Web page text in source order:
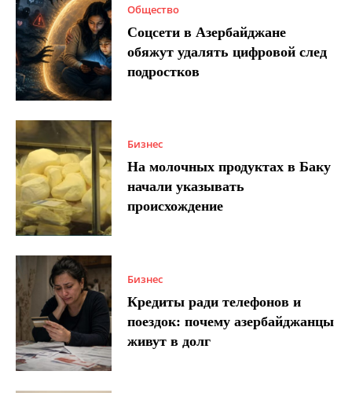
Общество
Соцсети в Азербайджане
обяжут удалять цифровой след
подростков
Бизнес
На молочных продуктах в Баку
начали указывать
происхождение
Бизнес
Кредиты ради телефонов и
поездок: почему азербайджанцы
живут в долг